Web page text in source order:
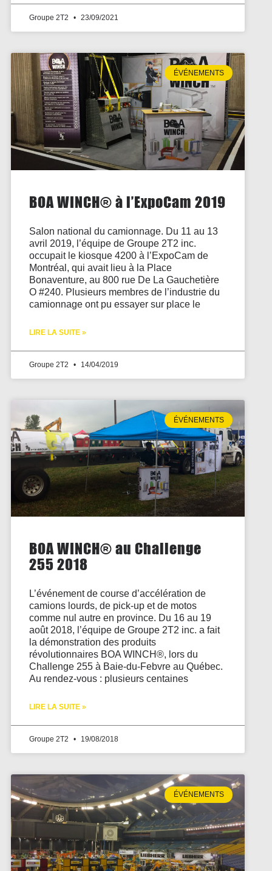
Groupe 2T2 23/09/2021
ÉVÉNEMENTS
BOA WINCH® à l’ExpoCam 2019
Salon national du camionnage. Du 11 au 13
avril 2019, l’équipe de Groupe 2T2 inc.
occupait le kiosque 4200 à l’ExpoCam de
Montréal, qui avait lieu à la Place
Bonaventure, au 800 rue De La Gauchetière
O #240. Plusieurs membres de l’industrie du
camionnage ont pu essayer sur place le
LIRE LA SUITE »
Groupe 2T2 14/04/2019
ÉVÉNEMENTS
BOA WINCH® au Challenge
255 2018
L’événement de course d’accélération de
camions lourds, de pick-up et de motos
comme nul autre en province. Du 16 au 19
août 2018, l’équipe de Groupe 2T2 inc. a fait
la démonstration des produits
révolutionnaires BOA WINCH®, lors du
Challenge 255 à Baie-du-Febvre au Québec.
Au rendez-vous : plusieurs centaines
LIRE LA SUITE »
Groupe 2T2 19/08/2018
ÉVÉNEMENTS